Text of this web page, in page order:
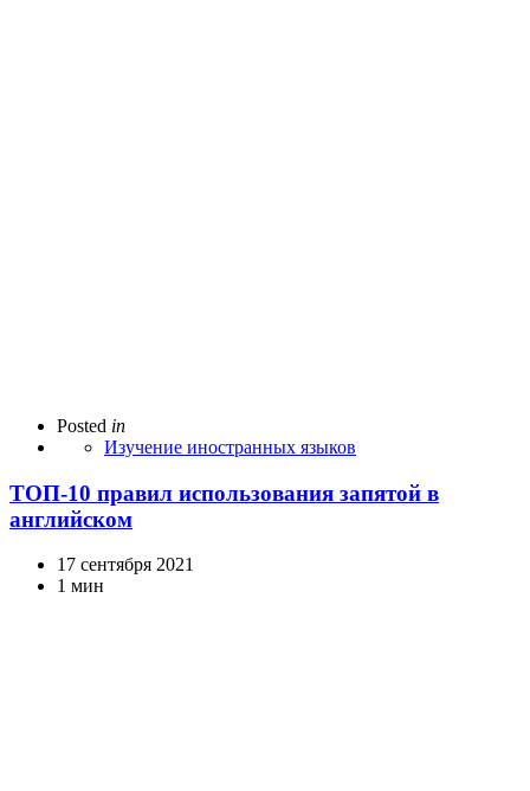
Posted in
Изучение иностранных языков
ТОП-10 правил использования запятой в
английском
17 сентября 2021
1 мин